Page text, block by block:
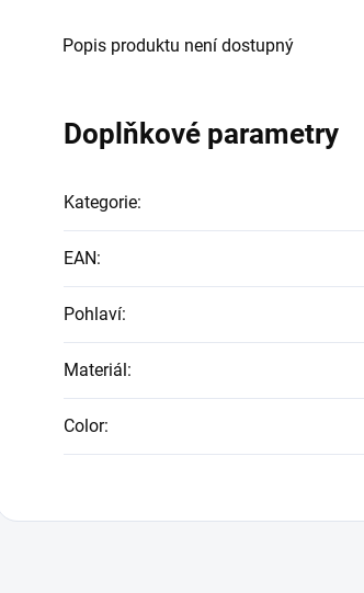
Popis produktu není dostupný
Doplňkové parametry
Kategorie:
EAN:
Pohlaví:
Materiál:
Color: